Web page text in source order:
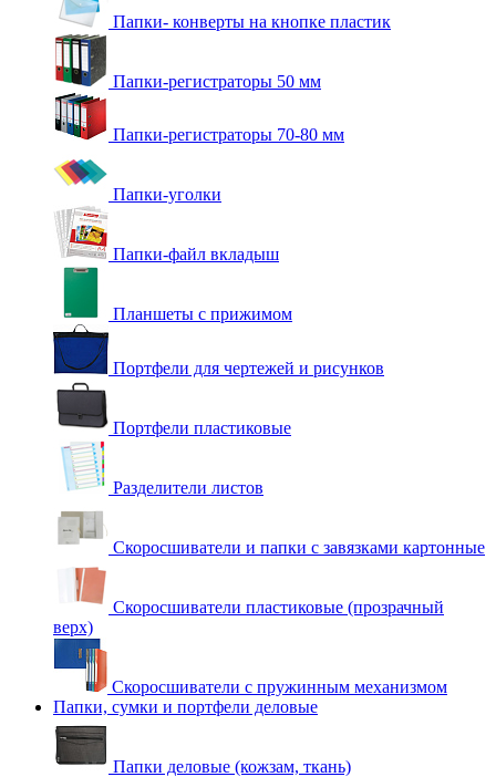
Папки- конверты на кнопке пластик
Папки-регистраторы 50 мм
Папки-регистраторы 70-80 мм
Папки-уголки
Папки-файл вкладыш
Планшеты с прижимом
Портфели для чертежей и рисунков
Портфели пластиковые
Разделители листов
Скоросшиватели и папки с завязками картонные
Скоросшиватели пластиковые (прозрачный
верх)
Скоросшиватели с пружинным механизмом
Папки, сумки и портфели деловые
Папки деловые (кожзам, ткань)